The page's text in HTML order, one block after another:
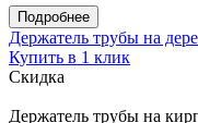
Подробнее
Держатель трубы на
Купить в 1 клик
Скидка
Держатель трубы на